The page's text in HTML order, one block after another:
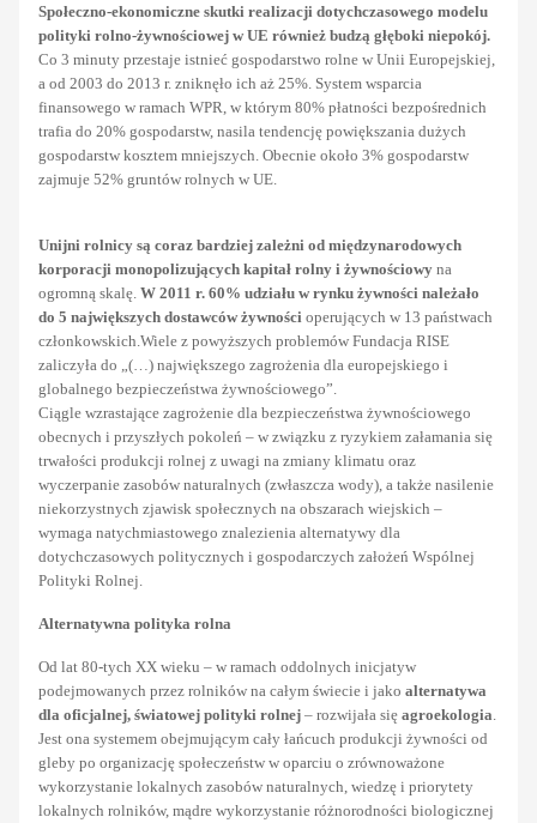
Społeczno-ekonomiczne skutki realizacji dotychczasowego modelu
polityki rolno-żywnościowej w UE również budzą głęboki niepokój.
Co 3 minuty przestaje istnieć gospodarstwo rolne w Unii Europejskiej,
a od 2003 do 2013 r. zniknęło ich aż 25%. System wsparcia
finansowego w ramach WPR, w którym 80% płatności bezpośrednich
trafia do 20% gospodarstw, nasila tendencję powiększania dużych
gospodarstw kosztem mniejszych. Obecnie około 3% gospodarstw
zajmuje 52% gruntów rolnych w UE.
Unijni rolnicy są coraz bardziej zależni od międzynarodowych
korporacji monopolizujących kapitał rolny i żywnościowy na
ogromną skalę. W 2011 r. 60% udziału w rynku żywności należało
do 5 największych dostawców żywności operujących w 13 państwach
członkowskich.Wiele z powyższych problemów Fundacja RISE
zaliczyła do „(…) największego zagrożenia dla europejskiego i
globalnego bezpieczeństwa żywnościowego”.
Ciągle wzrastające zagrożenie dla bezpieczeństwa żywnościowego
obecnych i przyszłych pokoleń – w związku z ryzykiem załamania się
trwałości produkcji rolnej z uwagi na zmiany klimatu oraz
wyczerpanie zasobów naturalnych (zwłaszcza wody), a także nasilenie
niekorzystnych zjawisk społecznych na obszarach wiejskich –
wymaga natychmiastowego znalezienia alternatywy dla
dotychczasowych politycznych i gospodarczych założeń Wspólnej
Polityki Rolnej.
Alternatywna polityka rolna
Od lat 80-tych XX wieku – w ramach oddolnych inicjatyw
podejmowanych przez rolników na całym świecie i jako alternatywa
dla oficjalnej, światowej polityki rolnej – rozwijała się agroekologia
Jest ona systemem obejmującym cały łańcuch produkcji żywności od
gleby po organizację społeczeństw w oparciu o zrównoważone
wykorzystanie lokalnych zasobów naturalnych, wiedzę i priorytety
lokalnych rolników, mądre wykorzystanie różnorodności biologicznej